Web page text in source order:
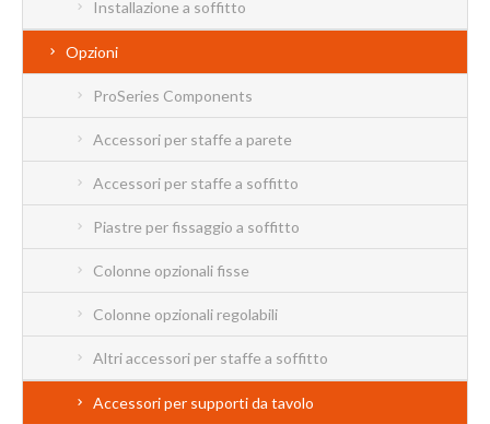
Installazione a soffitto
Opzioni
ProSeries Components
Accessori per staffe a parete
Accessori per staffe a soffitto
Piastre per fissaggio a soffitto
Colonne opzionali fisse
Colonne opzionali regolabili
Altri accessori per staffe a soffitto
Accessori per supporti da tavolo